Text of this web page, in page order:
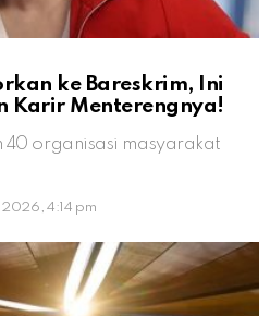
ke Bareskrim, Ini
Karir Menterengnya!
40 organisasi masyarakat
2026, 4:14 pm